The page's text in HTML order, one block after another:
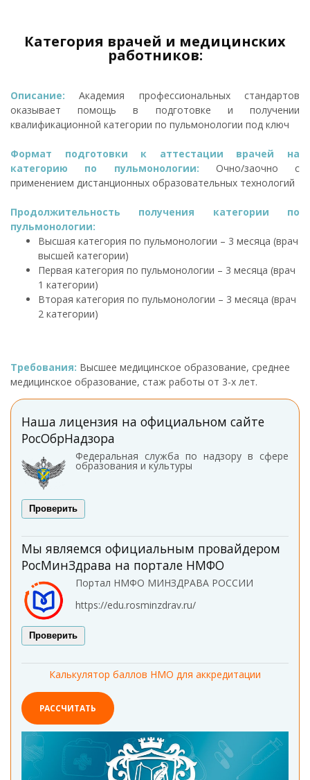
Категория врачей и медицинских
работников:
Описание:Академия профессиональных стандартов
оказывает помощь в подготовке и получении
квалификационной категории по пульмонологии под ключ
Формат подготовки к аттестации врачей на
категорию по пульмонологии: Очно/заочно с
применением дистанционных образовательных технологий
Продолжительность получения категории по
пульмонологии:
Высшая категория по пульмонологии – 3 месяца (врач
высшей категории)
Первая категория по пульмонологии – 3 месяца (врач
1 категории)
Вторая категория по пульмонологии – 3 месяца (врач
2 категории)
Требования: Высшее медицинское образование, среднее
медицинское образование, стаж работы от 3-х лет.
Наша лицензия на официальном сайте
РосОбрНадзора
Федеральная служба по надзору в сфере
образования и культуры
Проверить
Мы являемся официальным провайдером
РосМинЗдрава на портале НМФО
Портал НМФО МИНЗДРАВА РОССИИ
https://edu.rosminzdrav.ru/
Проверить
Калькулятор баллов НМО для аккредитации
РАССЧИТАТЬ